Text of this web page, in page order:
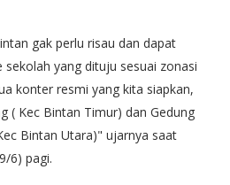
gak perlu risau dan dapat
yang dituju sesuai zonasi
konter resmi yang kita siapkan,
( Kec Bintan Timur) dan Gedung
Bintan Utara)" ujarnya saat
6) pagi.